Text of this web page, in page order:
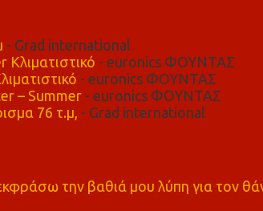
- Grad international
- euronics ΦΟΥΝΤΑΣ
- euronics ΦΟΥΝΤΑΣ
– Summer- euronics ΦΟΥΝΤΑΣ
76 τ.μ, - Grad international
την βαθιά μου λύπη για τον